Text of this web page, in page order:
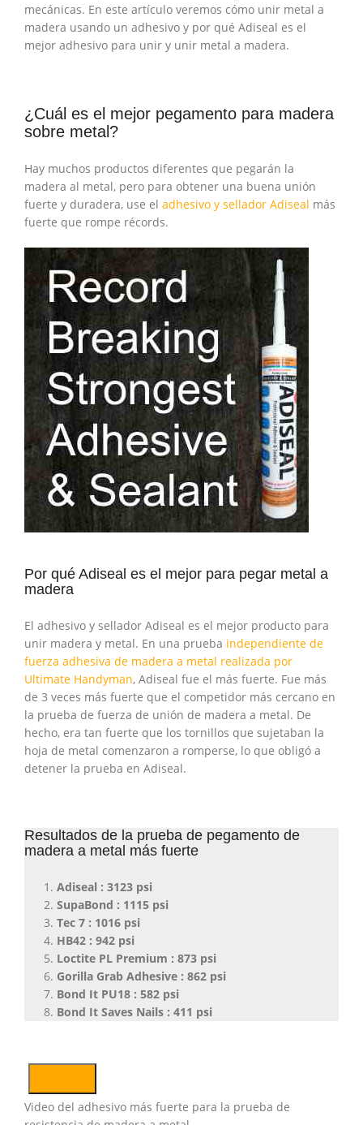
mecánicas. En este artículo veremos cómo unir metal a
madera usando un adhesivo y por qué Adiseal es el
mejor adhesivo para unir y unir metal a madera.
¿Cuál es el mejor pegamento para madera
sobre metal?
Hay muchos productos diferentes que pegarán la
madera al metal, pero para obtener una buena unión
fuerte y duradera, use el adhesivo y sellador Adiseal más
fuerte que rompe récords.
Por qué Adiseal es el mejor para pegar metal a
madera
El adhesivo y sellador Adiseal es el mejor producto para
unir madera y metal. En una prueba independiente de
fuerza adhesiva de madera a metal realizada por
Ultimate Handyman, Adiseal fue el más fuerte. Fue más
de 3 veces más fuerte que el competidor más cercano en
la prueba de fuerza de unión de madera a metal. De
hecho, era tan fuerte que los tornillos que sujetaban la
hoja de metal comenzaron a romperse, lo que obligó a
detener la prueba en Adiseal.
Resultados de la prueba de pegamento de
madera a metal más fuerte
Adiseal : 3123 psi
SupaBond : 1115 psi
Tec 7 : 1016 psi
HB42 : 942 psi
Loctite PL Premium : 873 psi
Gorilla Grab Adhesive : 862 psi
Bond It PU18 : 582 psi
Bond It Saves Nails : 411 psi
Video del adhesivo más fuerte para la prueba de